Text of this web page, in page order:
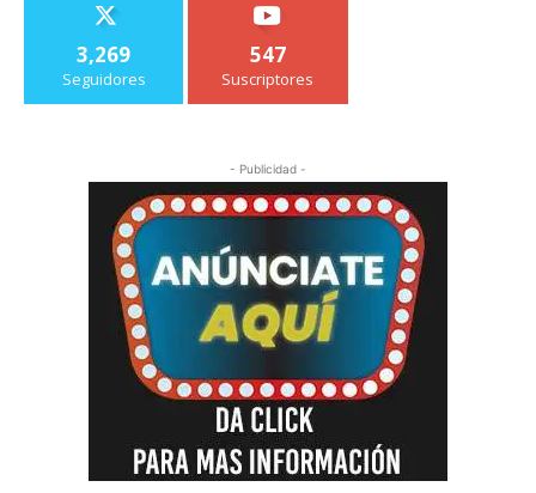
3,269
Seguidores
547
Suscriptores
- Publicidad -